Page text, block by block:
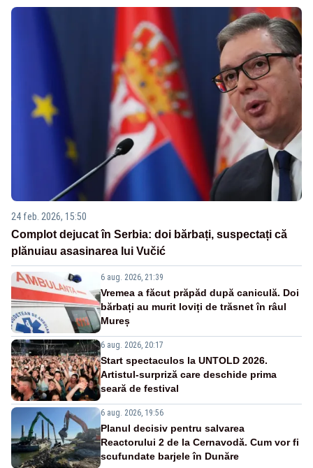
24 feb. 2026, 15:50
Complot dejucat în Serbia: doi bărbați, suspectați că
plănuiau asasinarea lui Vučić
6 aug. 2026, 21:39
Vremea a făcut prăpăd după caniculă. Doi
bărbați au murit loviți de trăsnet în râul
Mureș
6 aug. 2026, 20:17
Start spectaculos la UNTOLD 2026.
Artistul-surpriză care deschide prima
seară de festival
6 aug. 2026, 19:56
Planul decisiv pentru salvarea
Reactorului 2 de la Cernavodă. Cum vor fi
scufundate barjele în Dunăre